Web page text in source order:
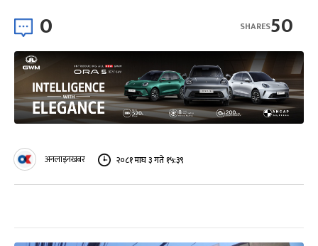
0 50
SHARES
अनलाइनखबर २०८१ माघ ३ गते १५:३९